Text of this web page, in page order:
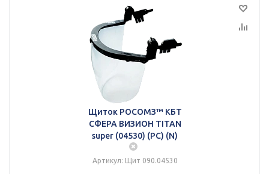
Щиток РОСОМЗ™ КБТ
СФЕРА ВИЗИОН TITAN
super (04530) (PC) (N)
Артикул: Щит 090.04530